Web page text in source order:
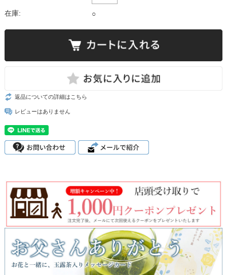
在庫: ○
返品についての詳細はこちら
レビューはありません